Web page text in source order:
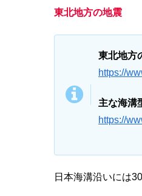
東北地方の地震
東北地方
https://
主な海溝
https://
日本海溝沿いには